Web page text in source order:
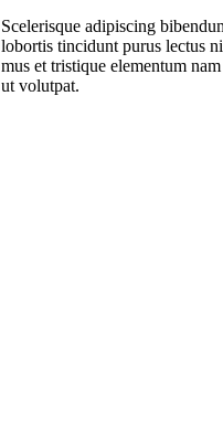
Scelerisque adipiscing
lobortis tincidunt purus lectus
mus et tristique elementum
ut volutpat.